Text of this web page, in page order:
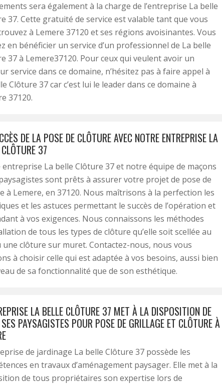
sera également à la charge de l’entreprise La belle
37. Cette gratuité de service est valable tant que vous
à Lemere 37120 et ses régions avoisinantes. Vous
en bénéficier un service d’un professionnel de La belle
37 à Lemere37120. Pour ceux qui veulent avoir un
service dans ce domaine, n’hésitez pas à faire appel à
Clôture 37 car c’est lui le leader dans ce domaine à
37120.
DE LA POSE DE CLÔTURE AVEC NOTRE ENTREPRISE LA
37
La belle Clôture 37 et notre équipe de maçons
sont prêts à assurer votre projet de pose de
à Lemere, en 37120. Nous maîtrisons à la perfection les
et les astuces permettant le succès de l’opération et
à vos exigences. Nous connaissons les méthodes
de tous les types de clôture qu’elle soit scellée au
une clôture sur muret. Contactez-nous, nous vous
à choisir celle qui est adaptée à vos besoins, aussi bien
de sa fonctionnalité que de son esthétique.
LA BELLE CLÔTURE 37 MET À LA DISPOSITION DE
PAYSAGISTES POUR POSE DE GRILLAGE ET CLÔTURE À
de jardinage La belle Clôture 37 possède les
en travaux d’aménagement paysager. Elle met à la
de tous propriétaires son expertise lors de